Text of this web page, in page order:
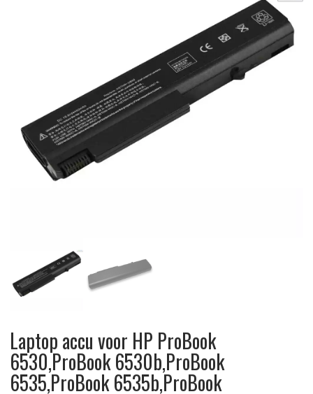
Laptop accu voor HP ProBook
6530,ProBook 6530b,ProBook
6535,ProBook 6535b,ProBook